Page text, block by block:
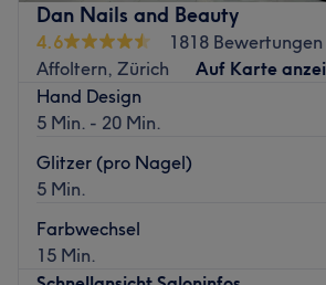
Dan Nails and Beauty
4.6
1818 Bewertungen
Affoltern, Zürich
Auf Karte
Hand Design
5 Min. - 20 Min.
Glitzer (pro Nagel)
5 Min.
Farbwechsel
15 Min.